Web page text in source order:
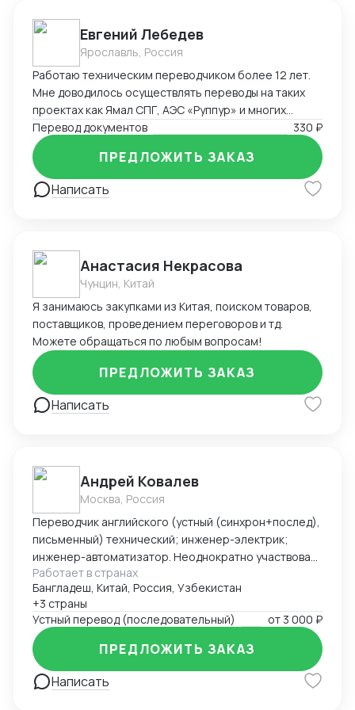
Евгений Лебедев
Ярославль, Россия
Работаю техническим переводчиком более 12 лет.
Мне доводилось осуществлять переводы на таких
проектах как Ямал СПГ, АЭС «Руппур» и многих
других промышленных и оборонных проектах на
территории России и за её пределами
Перевод документов 330 ₽
Написать
ПРЕДЛОЖИТЬ ЗАКАЗ
Анастасия Некрасова
Чунцин, Китай
Я занимаюсь закупками из Китая, поиском товаров,
поставщиков, проведением переговоров и тд.
Можете обращаться по любым вопросам!
Написать
ПРЕДЛОЖИТЬ ЗАКАЗ
Андрей Ковалев
Москва, Россия
Переводчик английского (устный (синхрон+послед),
письменный) технический; инженер-электрик;
инженер-автоматизатор. Неоднократно участвовал
в командировках и работах за рубежом. Основной
послужной список: - фестиваль компании Blizzard
Entertainment -- BlizzCon 2017 (США); - выставка
технологических достижений в Ганновере (Hannover
Messe 2019), переговоры с министром энергетики
Нижней Саксонии (ФРГ); - переговоры с послом
Дании в России (РАВИ Форум-2020); - работа и
Работает в странах
Бангладеш, Китай, Россия, Узбекистан
+3 страны
Устный перевод (последовательный)
от 3 000 ₽
Написать
ПРЕДЛОЖИТЬ ЗАКАЗ